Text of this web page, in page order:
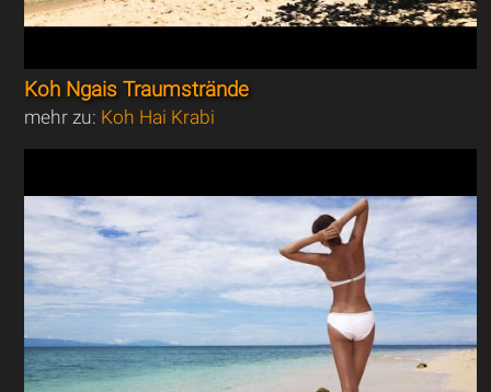
Koh Ngais Traumstrände
mehr zu: Koh Hai Krabi